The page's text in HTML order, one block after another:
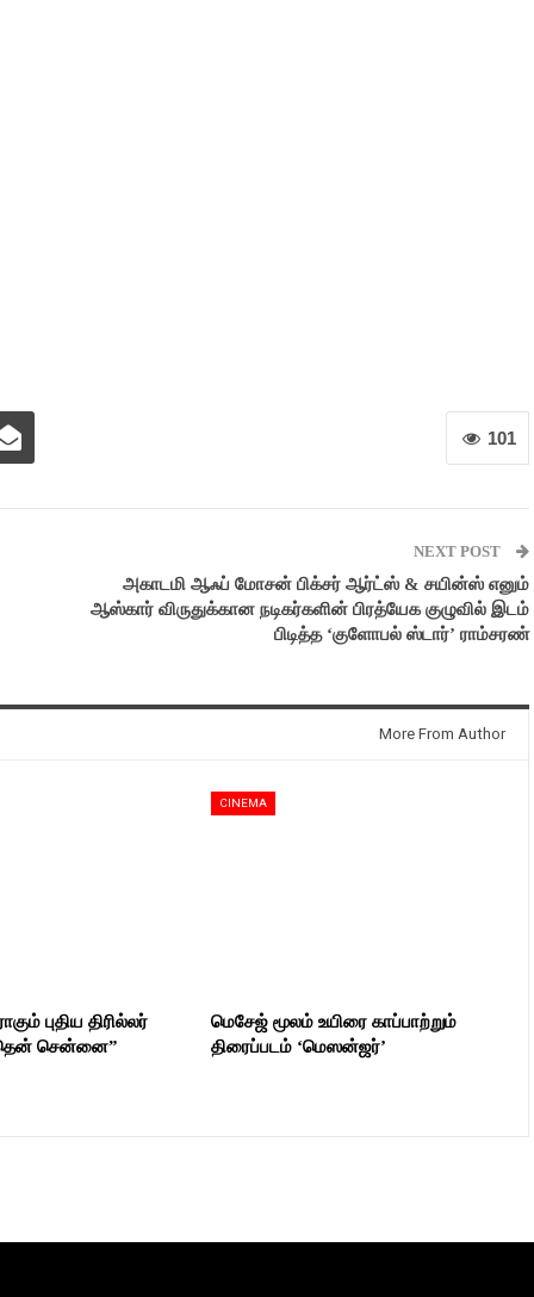
101
NEXT POST
அகாடமி ஆஃப் மோசன் பிக்சர் ஆர்ட்ஸ் & சயின்ஸ் எனும்
ஆஸ்கார் விருதுக்கான நடிகர்களின் பிரத்யேக குழுவில் இடம்
பிடித்த ‘குளோபல் ஸ்டார்’ ராம்சரண்
More From Author
புதிய திரில்லர்
சென்னை”
CINEMA
மெசேஜ் மூலம் உயிரை காப்பாற்றும்
திரைப்படம் ‘மெஸன்ஜர்’